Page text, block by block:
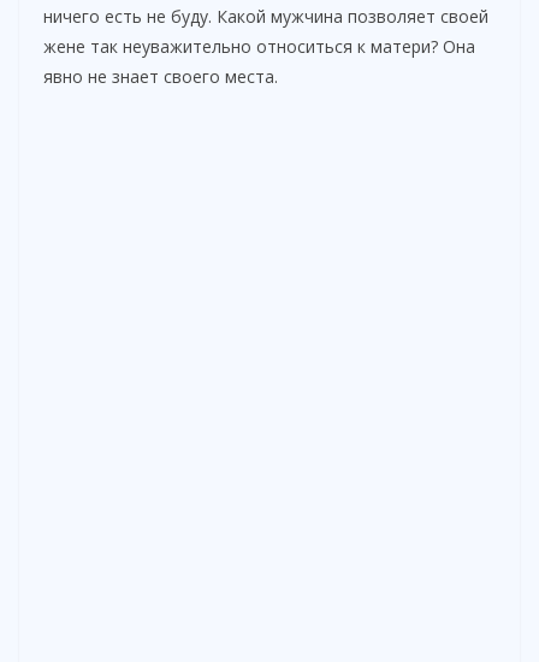
ничего есть не буду. Какой мужчина позволяет своей
жене так неуважительно относиться к матери? Она
явно не знает своего места.